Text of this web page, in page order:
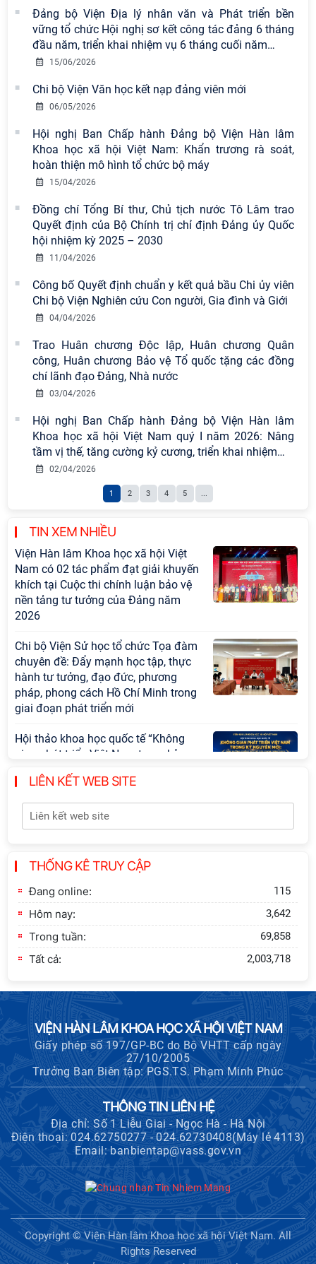
Đảng bộ Viện Địa lý nhân văn và Phát triển bền
vững tổ chức Hội nghị sơ kết công tác đảng 6 tháng
đầu năm, triển khai nhiệm vụ 6 tháng cuối năm…
15/06/2026
Chi bộ Viện Văn học kết nạp đảng viên mới
06/05/2026
Hội nghị Ban Chấp hành Đảng bộ Viện Hàn lâm
Khoa học xã hội Việt Nam: Khẩn trương rà soát,
hoàn thiện mô hình tổ chức bộ máy
15/04/2026
Đồng chí Tổng Bí thư, Chủ tịch nước Tô Lâm trao
Quyết định của Bộ Chính trị chỉ định Đảng ủy Quốc
hội nhiệm kỳ 2025 – 2030
11/04/2026
Công bố Quyết định chuẩn y kết quả bầu Chi ủy viên
Chi bộ Viện Nghiên cứu Con người, Gia đình và Giới
04/04/2026
Trao Huân chương Độc lập, Huân chương Quân
công, Huân chương Bảo vệ Tổ quốc tặng các đồng
chí lãnh đạo Đảng, Nhà nước
03/04/2026
Hội nghị Ban Chấp hành Đảng bộ Viện Hàn lâm
Khoa học xã hội Việt Nam quý I năm 2026: Nâng
tầm vị thế, tăng cường kỷ cương, triển khai nhiệm…
02/04/2026
1 2 3 4 5 ...
TIN XEM NHIỀU
Viện Hàn lâm Khoa học xã hội Việt
Nam có 02 tác phẩm đạt giải khuyến
khích tại Cuộc thi chính luận bảo vệ
nền tảng tư tưởng của Đảng năm
2026
Chi bộ Viện Sử học tổ chức Tọa đàm
chuyên đề: Đẩy mạnh học tập, thực
hành tư tưởng, đạo đức, phương
pháp, phong cách Hồ Chí Minh trong
giai đoạn phát triển mới
Hội thảo khoa học quốc tế “Không
gian phát triển Việt Nam trong kỷ
và lựa chọn chính sách” sẽ diễn ra
vào thứ ba, ngày 28/7/2026
Tọa đàm Giao lưu chuyên đề về
Đảng Cộng sản Trung Quốc và Đảng
Cộng sản Việt Nam trong lãnh đạo
sự nghiệp xây dựng chủ nghĩa xã hội
Hội nghị Lãnh đạo Viện Hàn lâm
Khoa học xã hội Việt Nam làm việc
với Ban Chủ nhiệm các Chương trình
Hội thảo khoa học "Kinh tế Việt Nam
6 tháng đầu năm 2026: Thách thức,
động lực và triển vọng phát triển"
Hội nghị Ban Chỉ đạo về dữ liệu Viện
Hàn lâm Khoa học xã hội Việt Nam
Hội thảo quốc tế "Không gian phát
triển Việt Nam trong kỷ nguyên mới:
Định hướng chiến lược và lựa chọn
chính sách”
Khai quật công trường khai thác đá
xây dựng Thành Nhà Hồ ở núi An
LIÊN KẾT WEB SITE
THỐNG KÊ TRUY CẬP
Đang online: 115
Hôm nay: 3,642
Trong tuần: 69,858
Tất cả: 2,003,718
VIỆN HÀN LÂM KHOA HỌC XÃ HỘI VIỆT NAM
Giấy phép số 197/GP-BC do Bộ VHTT cấp ngày
27/10/2005
Trưởng Ban Biên tập: PGS.TS. Phạm Minh Phúc
THÔNG TIN LIÊN HỆ
Địa chỉ: Số 1 Liễu Giai - Ngọc Hà - Hà Nội
Điện thoại: 024.62750277 - 024.62730408(Máy lẻ 4113)
Email: banbientap@vass.gov.vn
Copyright © Viện Hàn lâm Khoa học xã hội Việt Nam. All
Rights Reserved